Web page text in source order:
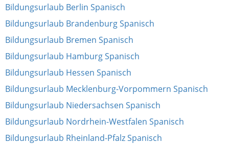
Bildungsurlaub Berlin Spanisch
Bildungsurlaub Brandenburg Spanisch
Bildungsurlaub Bremen Spanisch
Bildungsurlaub Hamburg Spanisch
Bildungsurlaub Hessen Spanisch
Bildungsurlaub Mecklenburg-Vorpommern Spanisch
Bildungsurlaub Niedersachsen Spanisch
Bildungsurlaub Nordrhein-Westfalen Spanisch
Bildungsurlaub Rheinland-Pfalz Spanisch